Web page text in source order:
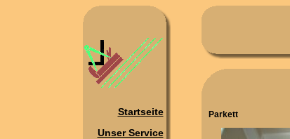
Startseite
Unser Service
Parkett